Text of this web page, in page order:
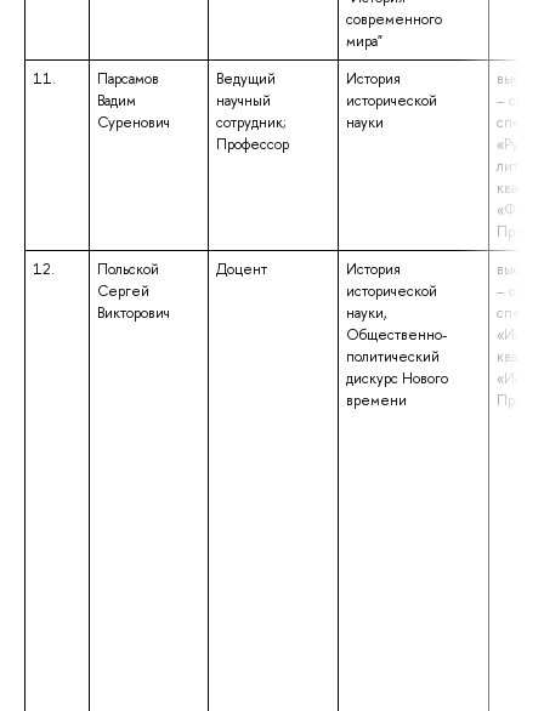
современного
мира"
11.
Парсамов
Вадим
Суренович
Ведущий
научный
сотрудник;
Профессор
История
исторической
науки
–
12.
Польской
Сергей
Викторович
Доцент
История
исторической
науки,
Общественно-
политический
дискурс Нового
времени
–